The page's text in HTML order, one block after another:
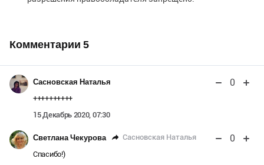
Комментарии 5
Сасновская Наталья 0
++++++++++
15 Декабрь 2020, 07:30
Светлана Чекурова Сасновская Наталья 0
Спасибо!)